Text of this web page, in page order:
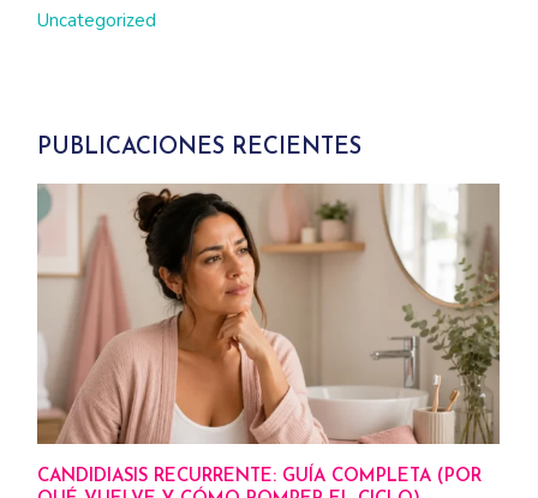
Uncategorized
PUBLICACIONES RECIENTES
CANDIDIASIS RECURRENTE: GUÍA COMPLETA (POR